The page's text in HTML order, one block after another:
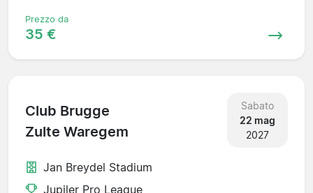
Prezzo da
35 €
Club Brugge
Zulte Waregem
Sabato
22 mag
2027
Jan Breydel Stadium
Jupiler Pro League